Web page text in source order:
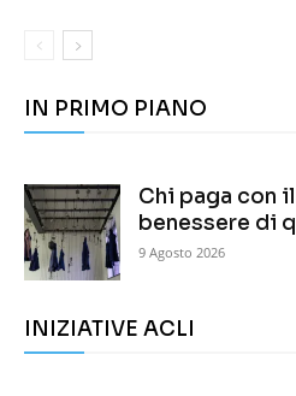
IN PRIMO PIANO
Chi paga con
benessere di
9 Agosto 2026
INIZIATIVE ACLI